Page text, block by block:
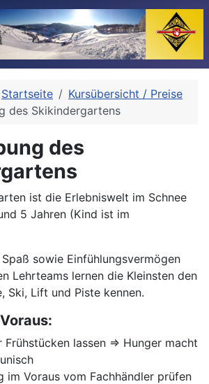
Startseite
Kursübersicht / Preise
des Skikindergartens
des
ist die Erlebniswelt im Schnee
5 Jahren (Kind ist im
sowie Einfühlungsvermögen
Lehrteams lernen die Kleinsten den
Ski, Lift und Piste kennen.
lassen => Hunger macht
im Voraus vom Fachhändler prüfen